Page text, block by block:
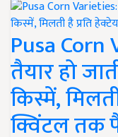
Pusa
तैयार हो
किस्में,
क्विंटल तक